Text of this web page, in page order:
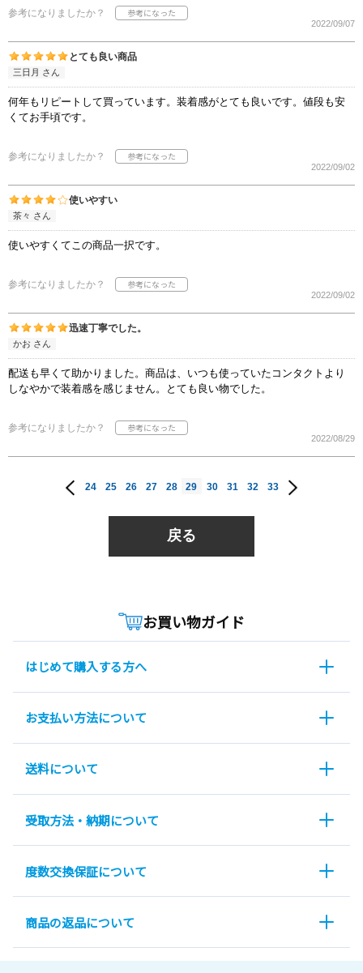
参考になりましたか？
2022/09/07
とても良い商品
三日月 さん
何年もリピートして買っています。装着感がとても良いです。値段も安
くてお手頃です。
参考になりましたか？
2022/09/02
使いやすい
茶々 さん
使いやすくてこの商品一択です。
参考になりましたか？
2022/09/02
迅速丁寧でした。
かお さん
配送も早くて助かりました。商品は、いつも使っていたコンタクトより
しなやかで装着感を感じません。とても良い物でした。
参考になりましたか？
2022/08/29
24 25 26 27 28 29 30 31 32 33
戻る
お買い物ガイド
はじめて購入する方へ
お支払い方法について
送料について
受取方法・納期について
度数交換保証について
商品の返品について